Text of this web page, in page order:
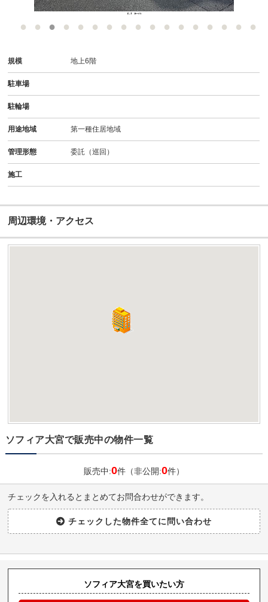
外観
規模 地上6階
駐車場
駐輪場
用途地域 第一種住居地域
管理形態 委託（巡回）
施工
周辺環境・アクセス
ソフィア大宮で販売中の物件一覧
販売中:0件（非公開:0件）
チェックを入れるとまとめてお問合わせができます。
ソフィア大宮を買いたい方